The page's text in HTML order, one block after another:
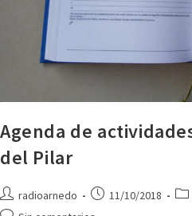
Agenda de
del Pilar
radioarnedo 11/10/2018